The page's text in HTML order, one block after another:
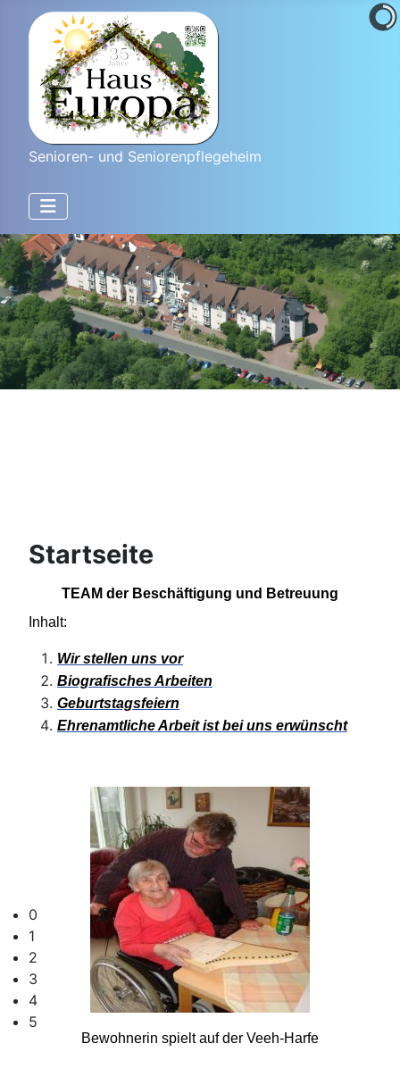
Senioren- und Seniorenpflegeheim
0
1
2
3
4
5
Startseite
TEAM der Beschäftigung und Betreuung
Inhalt:
Wir stellen uns vor
Biografisches Arbeiten
Geburtstagsfeiern
Ehrenamtliche Arbeit ist bei uns erwünscht
Bewohnerin spielt auf der Veeh-Harfe